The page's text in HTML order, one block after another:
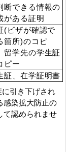
断できる情報の
がある証明
(ビザが確認で
箇所)のコピ
留学先の学生証
ピー
証、在学証明書
引き下げされ
感染拡大防止の
て認められませ